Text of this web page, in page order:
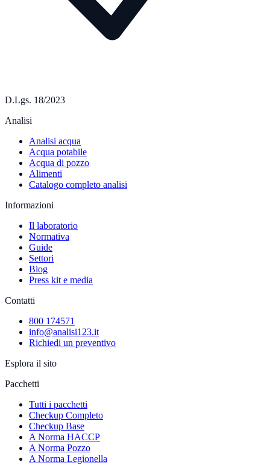
D.Lgs. 18/2023
Analisi
Analisi acqua
Acqua potabile
Acqua di pozzo
Alimenti
Catalogo completo analisi
Informazioni
Il laboratorio
Normativa
Guide
Settori
Blog
Press kit e media
Contatti
800 174571
info@analisi123.it
Richiedi un preventivo
Esplora il sito
Pacchetti
Tutti i pacchetti
Checkup Completo
Checkup Base
A Norma HACCP
A Norma Pozzo
A Norma Legionella